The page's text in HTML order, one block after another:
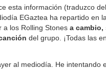
esta información (traduzco
EGaztea ha repartido en
a los Rolling Stones a cambio,
del grupo. ¡Todas las
al mediodía. He intentando